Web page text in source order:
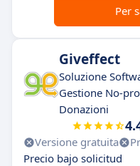
Per
Giveffect
Soluzione
Gestione No-
Donazioni
Versione gratuita
Precio bajo solicitud